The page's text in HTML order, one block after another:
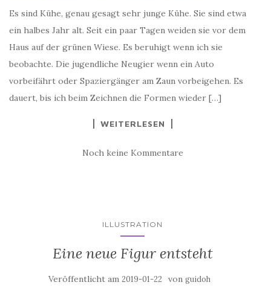
Es sind Kühe, genau gesagt sehr junge Kühe. Sie sind etwa
ein halbes Jahr alt. Seit ein paar Tagen weiden sie vor dem
Haus auf der grünen Wiese. Es beruhigt wenn ich sie
beobachte. Die jugendliche Neugier wenn ein Auto
vorbeifährt oder Spaziergänger am Zaun vorbeigehen. Es
dauert, bis ich beim Zeichnen die Formen wieder […]
WEITERLESEN
Noch keine Kommentare
ILLUSTRATION
Eine neue Figur entsteht
Veröffentlicht am 2019-01-22 von guidoh